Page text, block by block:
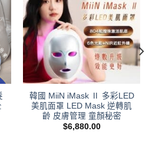
韓國 MiiN iMask Ⅱ 多彩LED
美肌面罩 LED Mask 逆轉肌
齡 皮膚管理 童顏秘密
$6,880.00